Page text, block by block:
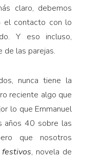
claro, debemos
el contacto con lo
Y eso incluso,
de las parejas.
nunca tiene la
reciente algo que
lo que Emmanuel
años 40 sobre las
que nosotros
festivos, novela de